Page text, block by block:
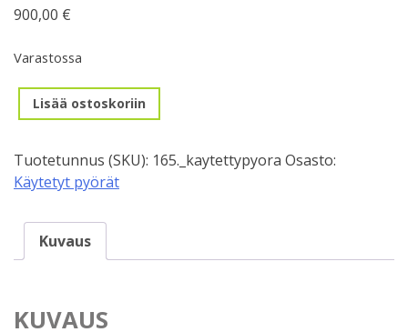
900,00 €
Varastossa
Käytettypyörä,
26"
taitettava
sähköpyörä
45km/h
määrä
Lisää ostoskoriin
Tuotetunnus (SKU): 165._kaytettypyora Osasto:
Käytetyt pyörät
Kuvaus
KUVAUS